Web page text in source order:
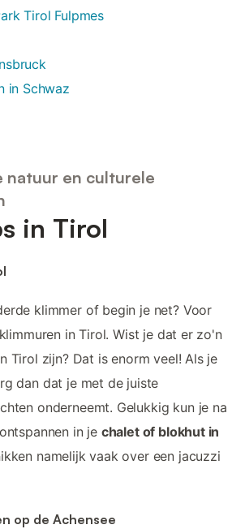
Tirol Fulpmes
in Schwaz
natuur en culturele
in Tirol
klimmer of begin je net? Voor
in Tirol. Wist je dat er zo'n
Tirol zijn? Dat is enorm veel! Als je
dan dat je met de juiste
onderneemt. Gelukkig kun je na
in je chalet of blokhut in
namelijk vaak over een jacuzzi
op de Achensee